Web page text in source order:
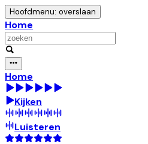
Hoofdmenu: overslaan
Home
Home
Kijken
Luisteren